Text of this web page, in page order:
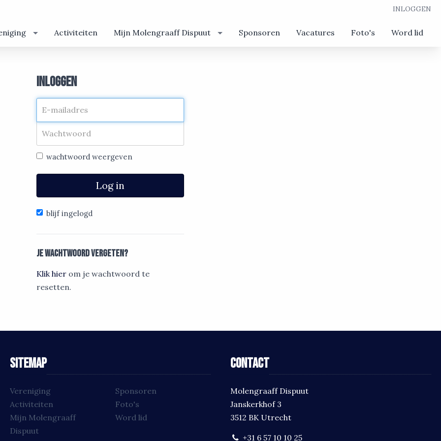
INLOGGEN
Activiteiten Mijn Molengraaff Dispuut Sponsoren Vacatures Foto's Word lid
Inloggen
wachtwoord weergeven
Log in
blijf ingelogd
Je wachtwoord vergeten?
Klik hier om je wachtwoord te
resetten.
Sitemap
Vereniging
Activiteiten
Mijn Molengraaff
Dispuut
Sponsoren
Foto's
Word lid
Contact
Molengraaff Dispuut
Janskerkhof 3
3512 BK Utrecht
+31 6 57 10 10 25